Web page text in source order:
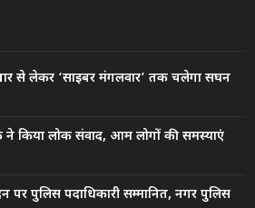
से लेकर ‘साइबर मंगलवार’ तक चलेगा सघन
ने किया लोक संवाद, आम लोगों की समस्याएं
पर पुलिस पदाधिकारी सम्मानित, नगर पुलिस